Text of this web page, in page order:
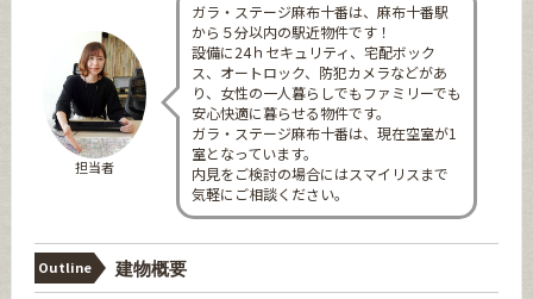
担当者
ガラ・ステージ麻布十番は、麻布十番駅
から５分以内の駅近物件です！
設備に24ｈセキュリティ、宅配ボック
ス、オートロック、防犯カメラなどがあ
り、女性の一人暮らしでもファミリーでも
安心快適に暮らせる物件です。
ガラ・ステージ麻布十番は、現在空室が1
室となっています。
内見をご検討の場合にはスマイリスまで
気軽にご相談ください。
Outline 建物概要